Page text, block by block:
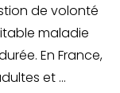
de volonté
maladie
En France,
et ...